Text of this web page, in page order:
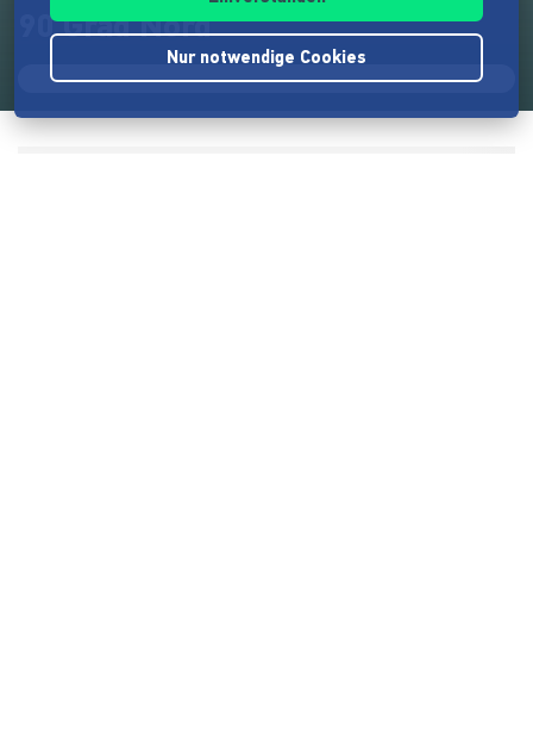
90 Grad Nord
Nur notwendige Cookies